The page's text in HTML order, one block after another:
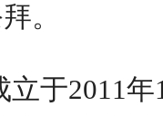
。
于2011